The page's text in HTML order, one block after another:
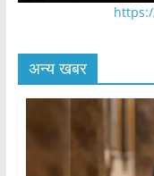
अन्य खबर